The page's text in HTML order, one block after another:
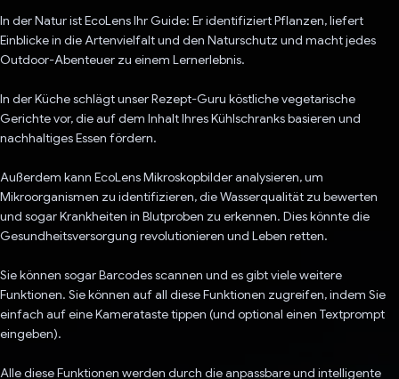
In der Natur ist EcoLens Ihr Guide: Er identifiziert Pflanzen, liefert
Einblicke in die Artenvielfalt und den Naturschutz und macht jedes
Outdoor-Abenteuer zu einem Lernerlebnis.
In der Küche schlägt unser Rezept-Guru köstliche vegetarische
Gerichte vor, die auf dem Inhalt Ihres Kühlschranks basieren und
nachhaltiges Essen fördern.
Außerdem kann EcoLens Mikroskopbilder analysieren, um
Mikroorganismen zu identifizieren, die Wasserqualität zu bewerten
und sogar Krankheiten in Blutproben zu erkennen. Dies könnte die
Gesundheitsversorgung revolutionieren und Leben retten.
Sie können sogar Barcodes scannen und es gibt viele weitere
Funktionen. Sie können auf all diese Funktionen zugreifen, indem Sie
einfach auf eine Kamerataste tippen (und optional einen Textprompt
eingeben).
Alle diese Funktionen werden durch die anpassbare und intelligente